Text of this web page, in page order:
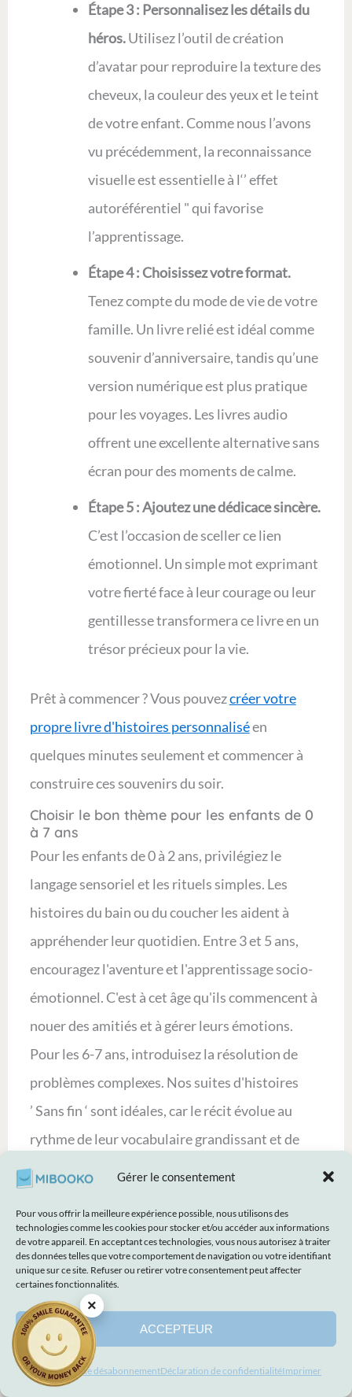
Gérer le consentement
Pour vous offrir la meilleure expérience possible, nous utilisons des
technologies comme les cookies pour stocker et/ou accéder aux informations
de votre appareil. En acceptant ces technologies, vous nous autorisez à traiter
des données telles que votre comportement de navigation ou votre identifiant
unique sur ce site. Refuser ou retirer votre consentement peut affecter
certaines fonctionnalités.
ACCEPTEUR
Préférences de désabonnementDéclaration de confidentialitéImprimer
Étape 3 : Personnalisez les détails du
héros.Utilisez l’outil de création
d’avatar pour reproduire la texture des
cheveux, la couleur des yeux et le teint
de votre enfant. Comme nous l’avons
vu précédemment, la reconnaissance
visuelle est essentielle à l‘’ effet
autoréférentiel " qui favorise
l’apprentissage.
Étape 4 : Choisissez votre format.
Tenez compte du mode de vie de votre
famille. Un livre relié est idéal comme
souvenir d’anniversaire, tandis qu’une
version numérique est plus pratique
pour les voyages. Les livres audio
offrent une excellente alternative sans
écran pour des moments de calme.
Étape 5 : Ajoutez une dédicace sincère.
C’est l’occasion de sceller ce lien
émotionnel. Un simple mot exprimant
votre fierté face à leur courage ou leur
gentillesse transformera ce livre en un
trésor précieux pour la vie.
Prêt à commencer ? Vous pouvezcréer votre
propre livre d'histoires personnaliséen
quelques minutes seulement et commencer à
construire ces souvenirs du soir.
Choisir le bon thème pour les enfants de 0
à 7 ans
Pour les enfants de 0 à 2 ans, privilégiez le
langage sensoriel et les rituels simples. Les
histoires du bain ou du coucher les aident à
appréhender leur quotidien. Entre 3 et 5 ans,
encouragez l'aventure et l'apprentissage socio-
émotionnel. C'est à cet âge qu'ils commencent à
nouer des amitiés et à gérer leurs émotions.
Pour les 6-7 ans, introduisez la résolution de
problèmes complexes. Nos suites d'histoires
’ Sans fin ‘ sont idéales, car le récit évolue au
rythme de leur vocabulaire grandissant et de
leur maturité.
Livres sans fin
Les livres d'histoires reliés restent la référence
en matière de cadeaux pour les fêtes et les
anniversaires. Ils offrent une expérience tactile
et nostalgique que les enfants adorent tenir
entre leurs mains. Si vous recherchez un cadeau
qui évolue avec votre enfant, le concept du
×